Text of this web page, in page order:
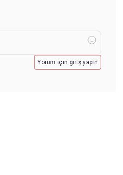
Yorum için giriş yapın